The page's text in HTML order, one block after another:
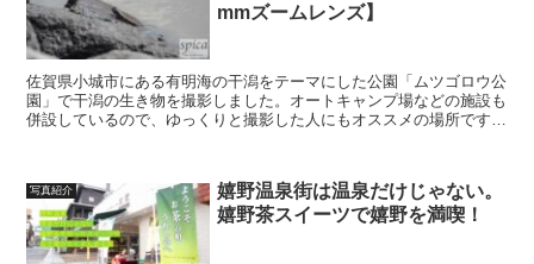
mmズームレンズ】
佐賀県小城市にある有明海の干潟をテーマにした公園「ムツゴロウ公
園」で干潟の生き物を撮影しました。オートキャンプ場などの施設も
併設しているので、ゆっくりと撮影した人にもオススメの場所です。
写真紹介
嬉野温泉街は温泉だけじゃない。
嬉野茶スイーツで嬉野を満喫！